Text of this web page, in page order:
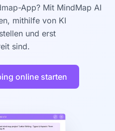
App? Mit MindMap AI
mithilfe von KI
und erst
sind.
online starten